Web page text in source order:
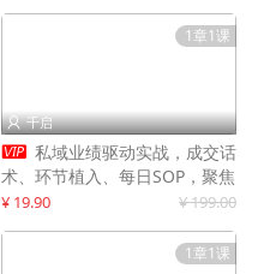
1章1课
 千启
 私域业绩驱动实战，成交话
术、环节植入、每日SOP，聚焦
增长，驱动营收持续突破
¥ 19.90 ¥ 199.00
1章1课